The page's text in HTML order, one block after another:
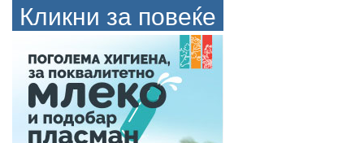
Кликни за повеќе